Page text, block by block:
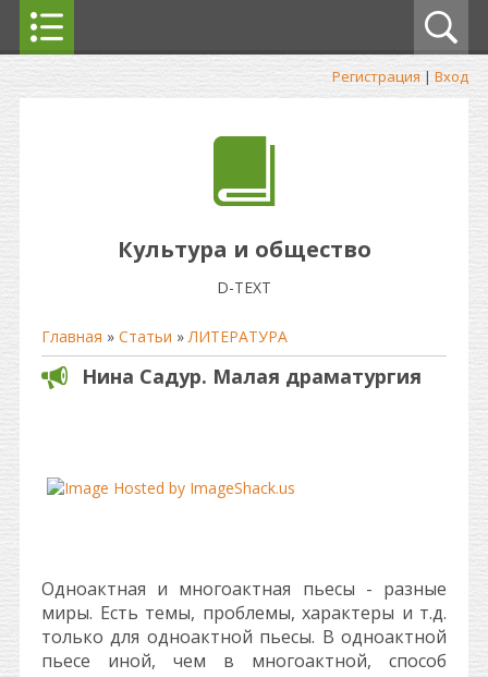
Регистрация | Вход
Культура и общество
D-TEXT
Главная » Статьи »ЛИТЕРАТУРА
Нина Садур. Малая драматургия
Одноактная и многоактная пьесы - разные
миры. Есть темы, проблемы, характеры и т.д.
только для одноактной пьесы. В одноактной
пьесе иной, чем в многоактной, способ